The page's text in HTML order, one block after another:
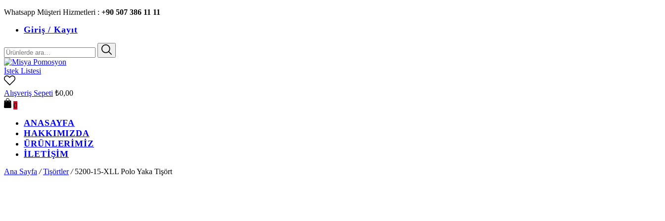
Whatsapp Müşteri Hizmetleri : +90 507 386 11 11
Giriş / Kayıt
Ara:
İstek Listesi
Alışveriş Sepeti ₺0,00
0
ANASAYFA
HAKKIMIZDA
ÜRÜNLERİMİZ
İLETİŞİM
Ana Sayfa / Tişörtler /5200-15-XLL Polo Yaka Tişört